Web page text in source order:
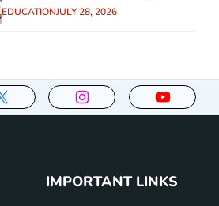
EDUCATIONJULY 28, 2026
IMPORTANT LINKS